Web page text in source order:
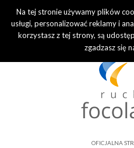
INTERNATIONAL
OFICJALNA
Na tej stronie używamy plików
usługi, personalizować reklamy i
korzystasz z tej strony, są
zgadzasz się